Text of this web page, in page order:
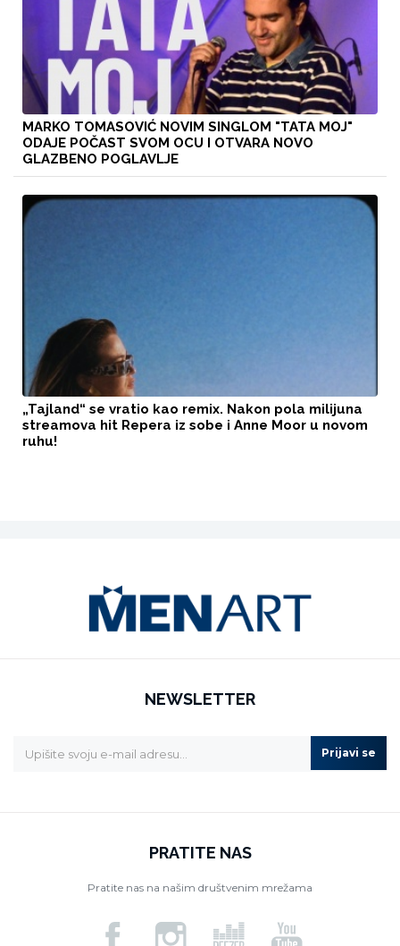
MARKO TOMASOVIĆ NOVIM SINGLOM "TATA MOJ"
ODAJE POČAST SVOM OCU I OTVARA NOVO
GLAZBENO POGLAVLJE
„Tajland“ se vratio kao remix. Nakon pola milijuna
streamova hit Repera iz sobe i Anne Moor u novom
ruhu!
NEWSLETTER
Prijavi se
PRATITE NAS
Pratite nas na našim društvenim mrežama